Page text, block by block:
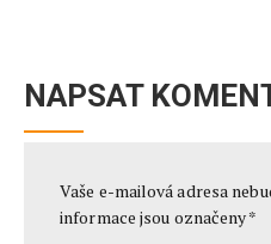
NAPSAT
Vaše e-mailová adresa
informace jsou označeny*